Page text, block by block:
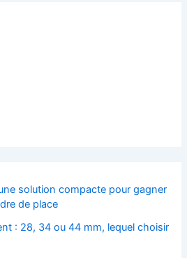
solution compacte pour gagner
de place
: 28, 34 ou 44 mm, lequel choisir